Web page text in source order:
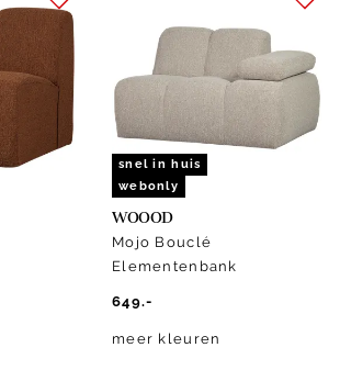
snel in huis
webonly
WOOOD
Mojo Bouclé
Elementenbank
649.-
meer kleuren